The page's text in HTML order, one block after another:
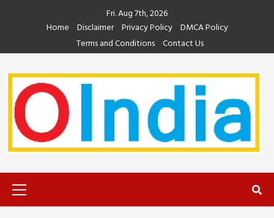
Fri. Aug 7th, 2026
Home
Disclaimer Privacy Policy DMCA Policy
Terms and Conditions Contact Us